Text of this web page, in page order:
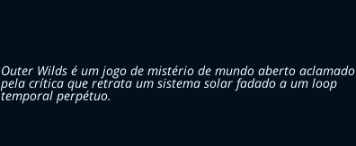
Outer Wilds é um jogo de mistério de mundo aberto aclamado
pela crítica que retrata um sistema solar fadado a um loop
temporal perpétuo.